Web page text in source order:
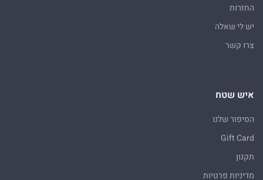
החזרות
יש לי שאלה
צרו קשר
איש שטח
הסיפור שלנו
Gift Card
תקנון
מדיניות פרטיות